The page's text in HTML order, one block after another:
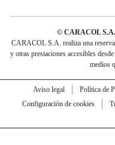
© CARACOL S.A.
CARACOL S.A. realiza una
y otras prestaciones accesibles
medios
Aviso legal Política de
Configuración de cookies